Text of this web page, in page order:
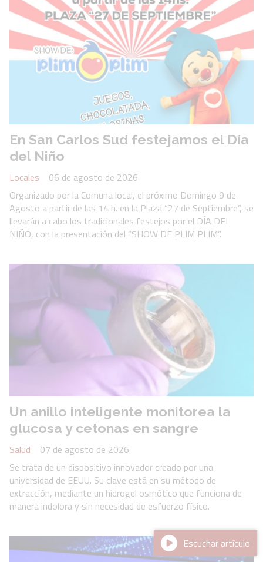
En San Carlos Sud festejamos el Día
del Niño
Locales
06 de agosto de 2026
Organizado por la Comuna local, el próximo Domingo 9 de
Agosto a partir de las 14 h. en la Plaza “27 de Septiembre”, se
llevarán a cabo los tradicionales festejos por el DÍA DEL
NIÑO, con la presentación del “SHOW DE PLIM PLIM”.
Un anillo inteligente monitorea la
glucosa y cetonas en sangre
Salud
07 de agosto de 2026
Se trata de un dispositivo innovador creado por una
universidad de EEUU. Su clave está en su método de
extracción, mediante un hidrogel osmótico que funciona de
manera indolora y sin necesidad de esfuerzo físico.
Escuchar artículo